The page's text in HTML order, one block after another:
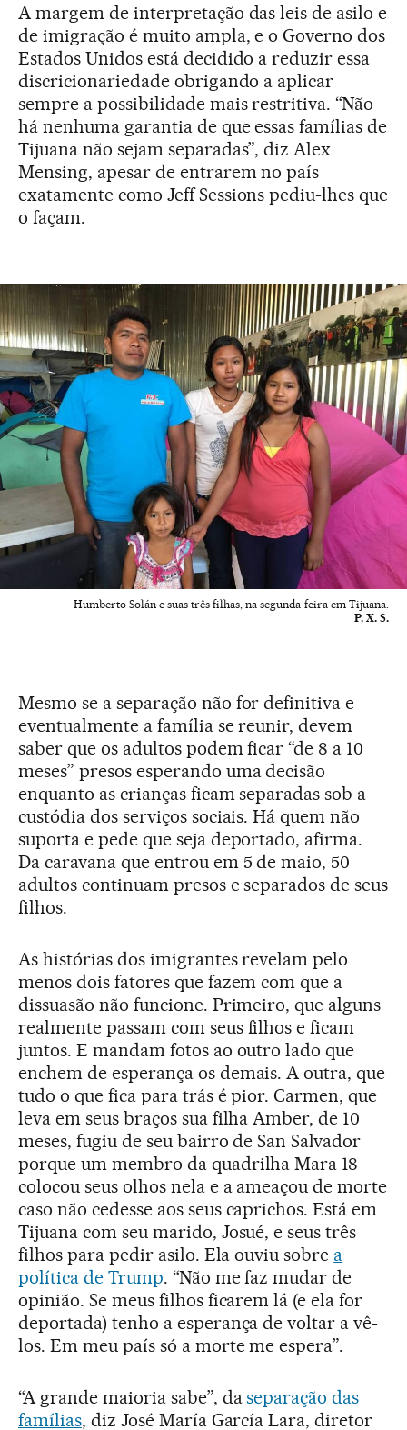
A margem de interpretação das leis de asilo e
de imigração é muito ampla, e o Governo dos
Estados Unidos está decidido a reduzir essa
discricionariedade obrigando a aplicar
sempre a possibilidade mais restritiva. “Não
há nenhuma garantia de que essas famílias de
Tijuana não sejam separadas”, diz Alex
Mensing, apesar de entrarem no país
exatamente como Jeff Sessions pediu-lhes que
o façam.
Humberto Solán e suas três filhas, na segunda-feira em Tijuana.
P. X. S.
Mesmo se a separação não for definitiva e
eventualmente a família se reunir, devem
saber que os adultos podem ficar “de 8 a 10
meses” presos esperando uma decisão
enquanto as crianças ficam separadas sob a
custódia dos serviços sociais. Há quem não
suporta e pede que seja deportado, afirma.
Da caravana que entrou em 5 de maio, 50
adultos continuam presos e separados de seus
filhos.
As histórias dos imigrantes revelam pelo
menos dois fatores que fazem com que a
dissuasão não funcione. Primeiro, que alguns
realmente passam com seus filhos e ficam
juntos. E mandam fotos ao outro lado que
enchem de esperança os demais. A outra, que
tudo o que fica para trás é pior. Carmen, que
leva em seus braços sua filha Amber, de 10
meses, fugiu de seu bairro de San Salvador
porque um membro da quadrilha Mara 18
colocou seus olhos nela e a ameaçou de morte
caso não cedesse aos seus caprichos. Está em
Tijuana com seu marido, Josué, e seus três
filhos para pedir asilo. Ela ouviu sobre a
política de Trump. “Não me faz mudar de
opinião. Se meus filhos ficarem lá (e ela for
deportada) tenho a esperança de voltar a vê-
los. Em meu país só a morte me espera”.
“A grande maioria sabe”, daseparação das
famílias, diz José María García Lara, diretor